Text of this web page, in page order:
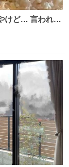
われる
食べ応えある